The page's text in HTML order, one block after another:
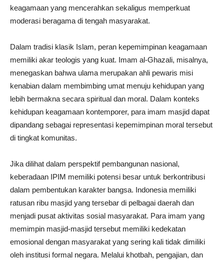
keagamaan yang mencerahkan sekaligus memperkuat
moderasi beragama di tengah masyarakat.
Dalam tradisi klasik Islam, peran kepemimpinan keagamaan
memiliki akar teologis yang kuat. Imam al-Ghazali, misalnya,
menegaskan bahwa ulama merupakan ahli pewaris misi
kenabian dalam membimbing umat menuju kehidupan yang
lebih bermakna secara spiritual dan moral. Dalam konteks
kehidupan keagamaan kontemporer, para imam masjid dapat
dipandang sebagai representasi kepemimpinan moral tersebut
di tingkat komunitas.
Jika dilihat dalam perspektif pembangunan nasional,
keberadaan IPIM memiliki potensi besar untuk berkontribusi
dalam pembentukan karakter bangsa. Indonesia memiliki
ratusan ribu masjid yang tersebar di pelbagai daerah dan
menjadi pusat aktivitas sosial masyarakat. Para imam yang
memimpin masjid-masjid tersebut memiliki kedekatan
emosional dengan masyarakat yang sering kali tidak dimiliki
oleh institusi formal negara. Melalui khotbah, pengajian, dan